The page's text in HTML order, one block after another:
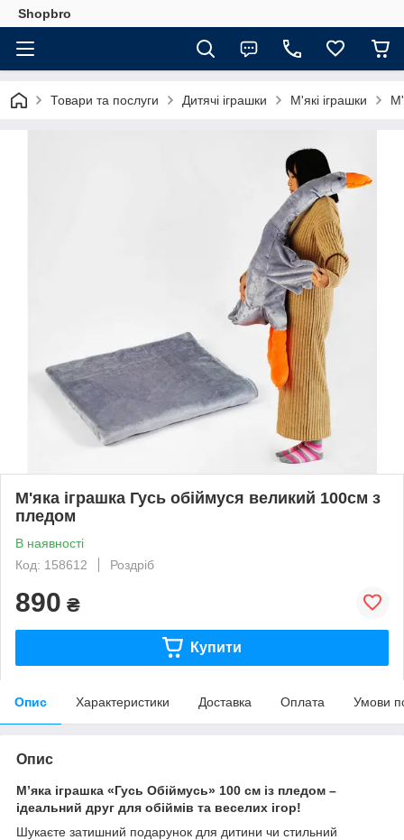
Shopbro
Товари та послуги Дитячі іграшки М'які іграшки
М'яка іграшка Гусь обіймуся великий 100см з
пледом
В наявності
Код: 158612
Роздріб
890 ₴
Купити
Опис Характеристики Доставка Оплата Умови
Опис
М’яка іграшка «Гусь Обіймусь» 100 см із пледом –
ідеальний друг для обіймів та веселих ігор!
Шукаєте затишний подарунок для дитини чи стильний